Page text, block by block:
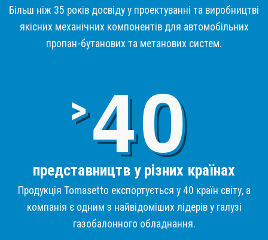
Більш ніж 35 років досвіду у проектуванні та виробництві
якісних механічних компонентів для автомобільних
пропан-бутанових та метанових систем.
>4
представництв у різних країнах
Продукція Tomasetto експортується у 40 країн світу, а
компанія є одним з найвідоміших лідерів у галузі
газобалонного обладнання.